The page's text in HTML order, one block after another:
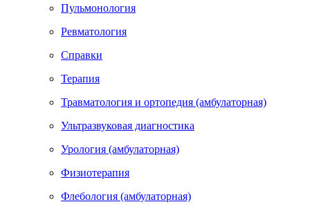
Пульмонология
Ревматология
Справки
Терапия
Травматология и ортопедия (амбулаторная)
Ультразвуковая диагностика
Урология (амбулаторная)
Физиотерапия
Флебология (амбулаторная)